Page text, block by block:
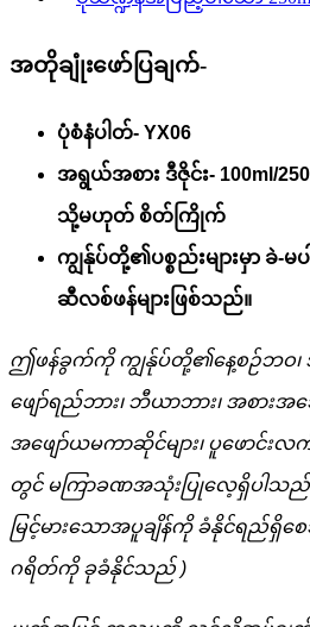
အတိုချုံးဖော်ပြချက်-
ပုံစံနံပါတ်- YX06
အရွယ်အစား ဒီဇိုင်း- 100ml/
သို့မဟုတ် စိတ်ကြိုက်
ကျွန်ုပ်တို့၏ပစ္စည်းများမှာ ခဲ-မ
ဆီလစ်ဖန်များဖြစ်သည်။
ဤဖန်ခွက်ကို ကျွန်ုပ်တို့၏နေ့စဉ်ဘဝ၊
ဖျော်ရည်ဘား၊ ဘီယာဘား၊ အစားအ
အဖျော်ယမကာဆိုင်များ၊ ပူဖော
တွင် မကြာခဏအသုံးပြုလေ့ရှိပါသည်။
မြင့်မားသောအပူချိန်ကို ခံနိုင်ရည်ရှိစ
ဂရိတ်ကို ခုခံနိုင်သည် )